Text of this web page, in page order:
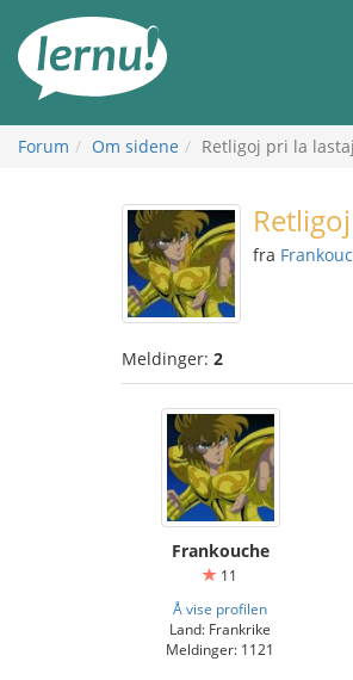
innholdet
Forum Om sidene Retligoj pri la
fra
Meldinger: 2
Frankouche
11
Å vise profilen
Land: Frankrike
Meldinger: 1121